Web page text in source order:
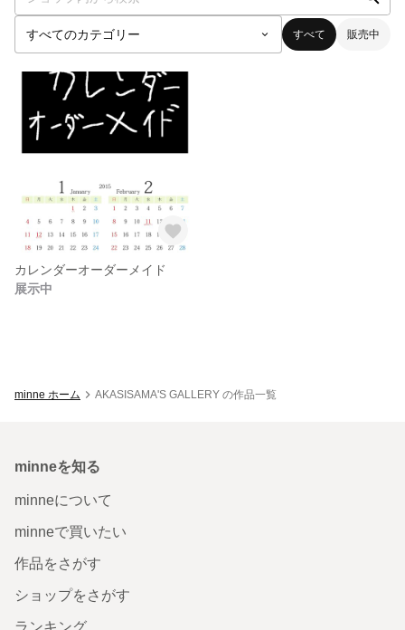
すべて 販売中
カレンダーオーダーメイド
展示中
minne ホーム AKASISAMA'S GALLERY の作品一覧
minneを知る
minneについて
minneで買いたい
作品をさがす
ショップをさがす
ランキング